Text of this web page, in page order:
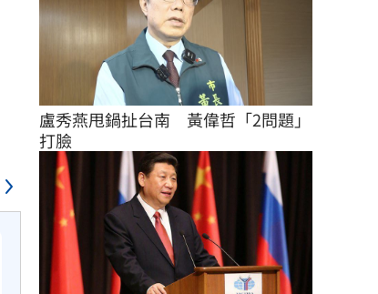
盧秀燕甩鍋扯台南　黃偉哲「2問題」
打臉